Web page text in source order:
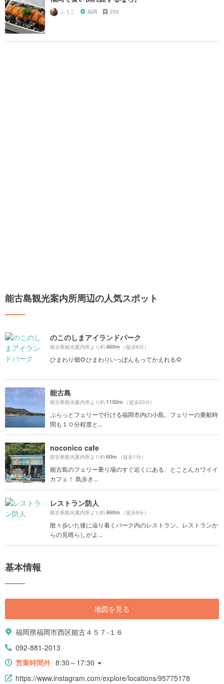
ふうこ 福岡 255
能古島観光案内所周辺の人気スポット
のこのしまアイランドパーク
能古島観光案内所より約460m （徒歩8分）
ひまわり畑🌻ひまわりいっぽんもってかえれる🌻
能古島
能古島観光案内所より約1150m （徒歩20分）
ぷらっとフェリーで行ける福岡市内の小島。フェリーの乗船時
間も１０分程度と...
noconico cafe
能古島観光案内所より約60m （徒歩1分）
能古島のフェリー乗り場のすぐ近くにある、とことんカワイイ
カフェ！ 島歩き...
レストラン防人
能古島観光案内所より約460m （徒歩8分）
散々歩いた後に辿り着くパーク内のレストラン。レストランか
らの見晴らしがよ...
基本情報
地図を見る
福岡県福岡市西区能古４５７-１６
092-881-2013
営業時間外 8:30～17:30
https://www.instagram.com/explore/locations/95775178